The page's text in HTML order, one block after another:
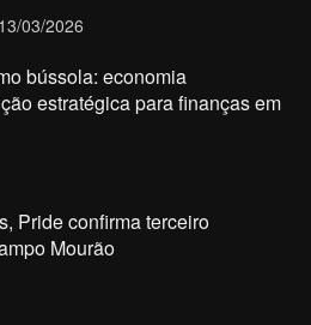
13/03/2026
bússola: economia
estratégica para finanças em
Pride confirma terceiro
Mourão